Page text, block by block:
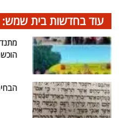
עוד בחדשות בית שמש: